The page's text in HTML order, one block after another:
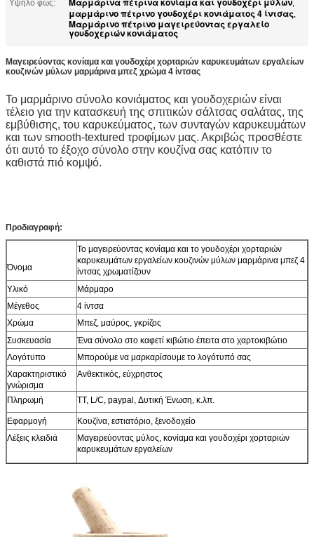
Υψηλό φως:
,
μαρμάρινο πέτρινο γουδοχέρι κονιάματος 4 ίντσας,
Μαρμάρινο πέτρινο μαγειρεύοντας εργαλείο
γουδοχεριών κονιάματος
Μαγειρεύοντας κονίαμα και γουδοχέρι χορταριών καρυκευμάτων εργαλείων
κουζινών μύλων μαρμάρινα μπεζ χρώμα 4 ίντσας
Το μαρμάρινο σύνολο κονιάματος και γουδοχεριών είναι
τέλειο για την κατασκευή της σπιτικών σάλτσας σαλάτας, της
εμβύθισης, του καρυκεύματος, των συνταγών καρυκευμάτων
και των smooth-textured τροφίμων μας. Ακριβώς προσθέστε
ότι αυτό το έξοχο σύνολο στην κουζίνα σας κατόπιν το
καθιστά πιό κομψό.
Προδιαγραφή:
Όνομα
Το μαγειρεύοντας κονίαμα και το γουδοχέρι χορταριών
καρυκευμάτων εργαλείων κουζινών μύλων μαρμάρινα μπεζ 4
ίντσας χρωματίζουν
Υλικό
Μάρμαρο
Μέγεθος
4 ίντσα
Χρώμα
Μπεζ, μαύρος, γκρίζος
Συσκευασία
Ένα σύνολο στο καφετί κιβώτιο έπειτα στο χαρτοκιβώτιο
Λογότυπο
Μπορούμε να μαρκαρίσουμε το λογότυπό σας
Χαρακτηριστικό
γνώρισμα
Ανθεκτικός, εύχρηστος
Πληρωμή TT, L/C, paypal, Δυτική Ένωση, κ.λπ.
Εφαρμογή
Κουζίνα, εστιατόριο, ξενοδοχείο
Λέξεις κλειδιά
Μαγειρεύοντας μύλος, κονίαμα και γουδοχέρι χορταριών
καρυκευμάτων εργαλείων